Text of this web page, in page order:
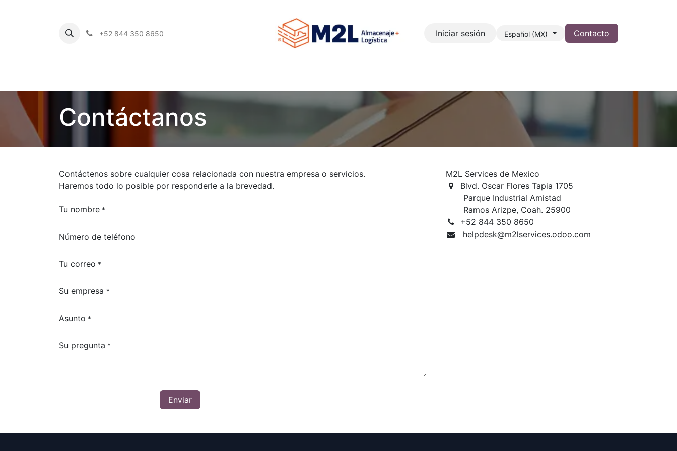
+52 844 350 8650 Iniciar sesión Español (MX) Contacto
Contáctanos
Contáctenos sobre cualquier cosa relacionada con nuestra empresa o servicios.
Haremos todo lo posible por responderle a la brevedad.
Tu nombre *
Número de teléfono
Tu correo *
Su empresa *
Asunto *
Su pregunta *
Enviar
M2L Services de Mexico
Blvd. Oscar Flores Tapia 1705
Parque Industrial Amistad
Ramos Arizpe, Coah. 25900
+52 844 350 8650
helpdesk@m2lservices.odoo.com